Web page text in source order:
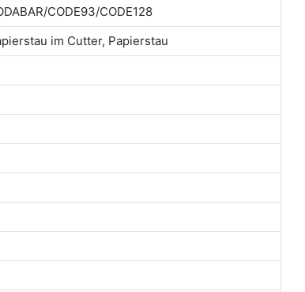
CODE93/CODE128
im Cutter, Papierstau